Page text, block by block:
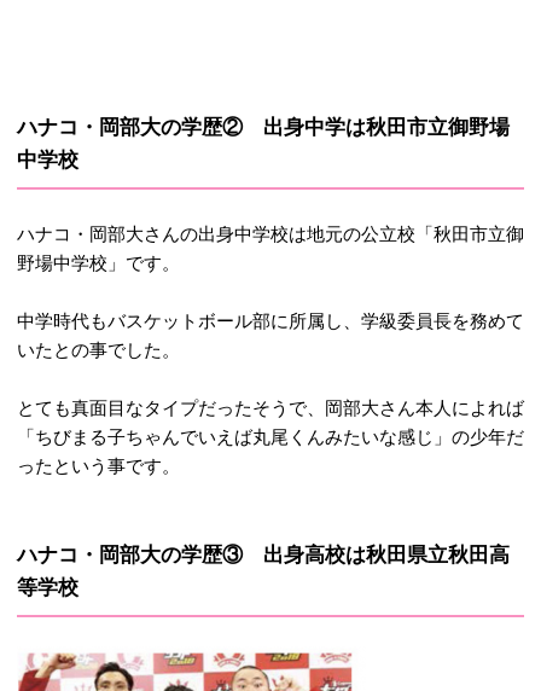
ハナコ・岡部大の学歴② 出身中学は秋田市立御野場
中学校
ハナコ・岡部大さんの出身中学校は地元の公立校「秋田市立御
野場中学校」です。
中学時代もバスケットボール部に所属し、学級委員長を務めて
いたとの事でした。
とても真面目なタイプだったそうで、岡部大さん本人によれば
「ちびまる子ちゃんでいえば丸尾くんみたいな感じ」の少年だ
ったという事です。
ハナコ・岡部大の学歴③ 出身高校は秋田県立秋田高
等学校